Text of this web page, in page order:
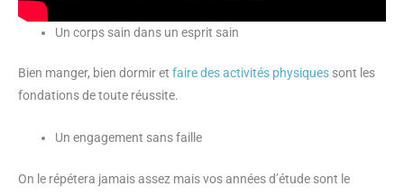
Un corps sain dans un esprit sain
Bien manger, bien dormir et faire des activités physiques sont les
fondations de toute réussite.
Un engagement sans faille
On le répétera jamais assez mais vos années d’étude sont le